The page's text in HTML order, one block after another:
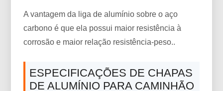
A vantagem da liga de alumínio sobre o aço
carbono é que ela possui maior resistência à
corrosão e maior relação resistência-peso..
ESPECIFICAÇÕES DE CHAPAS
DE ALUMÍNIO PARA CAMINHÃO